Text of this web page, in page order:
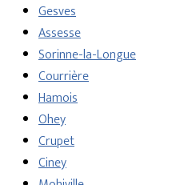
Gesves
Assesse
Sorinne-la-Longue
Courrière
Hamois
Ohey
Crupet
Ciney